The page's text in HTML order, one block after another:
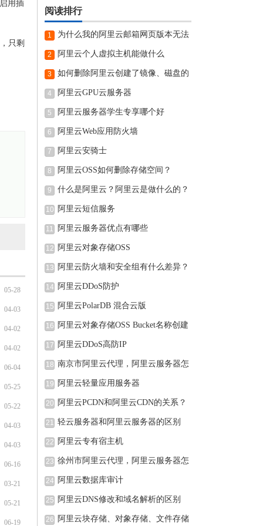
用插
只剩
05-28
04-03
04-02
04-02
06-04
05-25
05-22
04-03
04-03
06-16
03-21
05-21
06-19
阅读排行
1 为什么我的阿里云邮箱网页版本无法
2 阿里云个人虚拟主机能做什么
3 如何删除阿里云创建了镜像、磁盘的
4 阿里云GPU云服务器
5 阿里云服务器学生专享哪个好
6 阿里云Web应用防火墙
7 阿里云安骑士
8 阿里云OSS如何删除存储空间？
9 什么是阿里云？阿里云是做什么的？
10 阿里云短信服务
11 阿里云服务器优点有哪些
12 阿里云对象存储OSS
13 阿里云防火墙和安全组有什么差异？
14 阿里云DDoS防护
15 阿里云PolarDB 混合云版
16
阿里云对象存储OSS Bucket名称创建
完可
17 阿里云DDoS高防IP
18 南京市阿里云代理，阿里云服务器怎
19 阿里云轻量应用服务器
20 阿里云PCDN和阿里云CDN的关系？
21 轻云服务器和阿里云服务器的区别
22 阿里云专有宿主机
23 徐州市阿里云代理，阿里云服务器怎
24 阿里云数据库审计
25 阿里云DNS修改和域名解析的区别
26 阿里云块存储、对象存储、文件存储